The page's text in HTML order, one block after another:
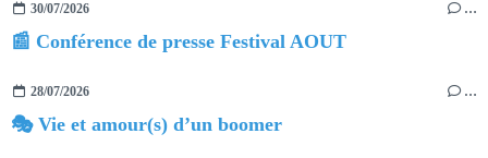
30/07/2026 …
📰 Conférence de presse Festival AOUT
28/07/2026 …
🎭 Vie et amour(s) d’un boomer